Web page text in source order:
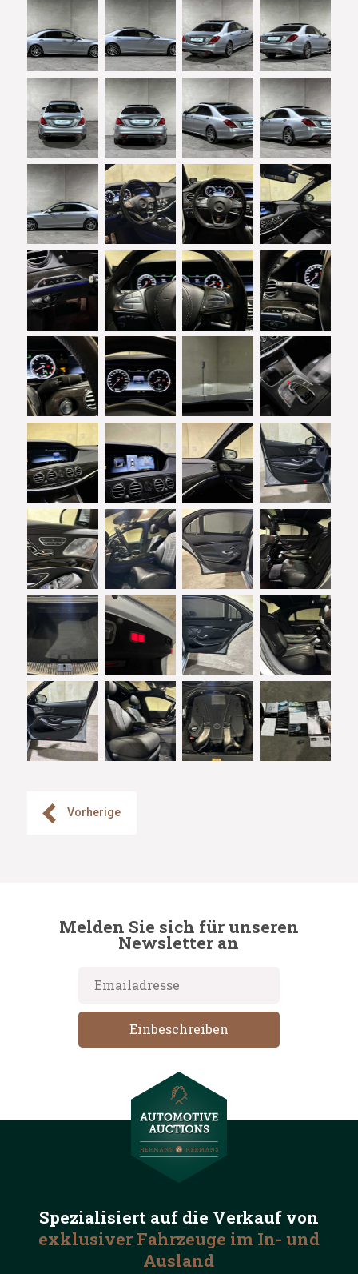
Vorherige
Melden Sie sich für unseren
Newsletter an
Spezialisiert auf die Verkauf von
exklusiver Fahrzeuge im In- und
Ausland